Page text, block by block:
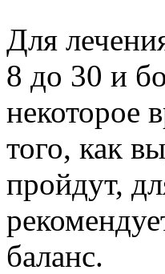
Для
8 до 30 и
некоторое
того, как
пройдут,
баланс.